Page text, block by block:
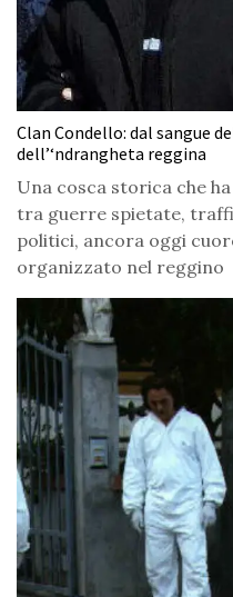
Clan Condello: dal sangue
dell’‘ndrangheta reggina
Una cosca storica che
tra guerre spietate,
politici, ancora oggi
organizzato nel reggino